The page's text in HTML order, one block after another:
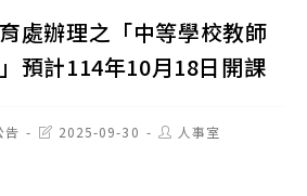
處辦理之「中等學校教師
預計114年10月18日開課
告
Post2025-09-30
Post人事室